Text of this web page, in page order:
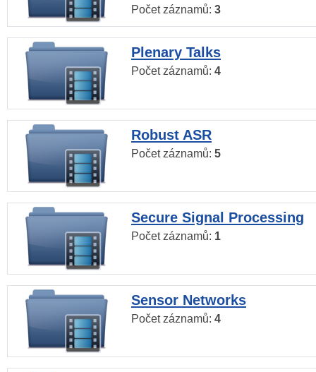
Počet záznamů: 3
Plenary Talks
Počet záznamů: 4
Robust ASR
Počet záznamů: 5
Secure Signal Processing
Počet záznamů: 1
Sensor Networks
Počet záznamů: 4